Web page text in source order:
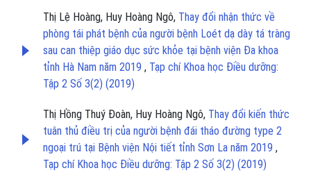
Thị Lệ Hoàng, Huy Hoàng Ngô, Thay đổi nhận thức về
phòng tái phát bệnh của người bệnh Loét dạ dày tá tràng
sau can thiệp giáo dục sức khỏe tại bệnh viện Đa khoa
tỉnh Hà Nam năm 2019 , Tạp chí Khoa học Điều dưỡng:
Tập 2 Số 3(2) (2019)
Thị Hồng Thuý Đoàn, Huy Hoàng Ngô, Thay đổi kiến thức
tuân thủ điều trị của người bệnh đái tháo đường type 2
ngoại trú tại Bệnh viện Nội tiết tỉnh Sơn La năm 2019 ,
Tạp chí Khoa học Điều dưỡng: Tập 2 Số 3(2) (2019)